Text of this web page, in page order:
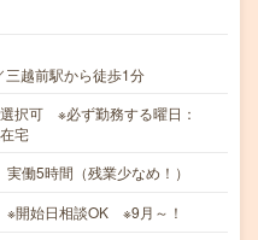
越前駅から徒歩1分
択可 ※必ず勤務する曜日：
宅
働5時間（残業少なめ！）
開始日相談OK ※9月～！